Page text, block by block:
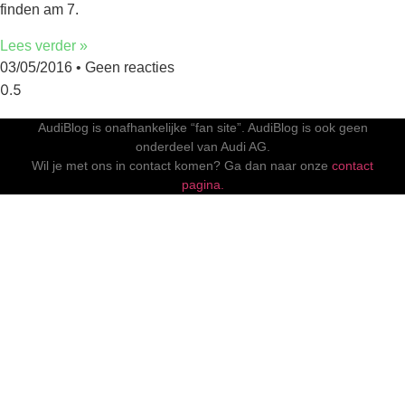
finden am 7.
Lees verder »
03/05/2016
Geen reacties
AudiBlog is onafhankelijke “fan site”. AudiBlog is ook geen
onderdeel van Audi AG.
Wil je met ons in contact komen? Ga dan naar onze contact
pagina.